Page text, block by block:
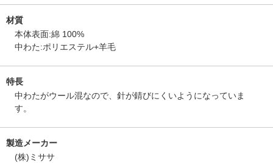
材質
本体表面:綿 100%
中わた:ポリエステル+羊毛
特長
中わたがウール混なので、針が錆びにくいようになっていま
す。
製造メーカー
(株)ミササ